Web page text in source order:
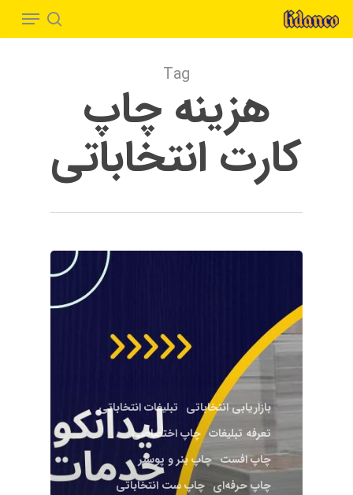
search
Menu
Tag
هزینه چاپ
کارت انتخاباتی
بازاریابی انتخاباتی تبلیغات انتخاباتی
تعرفه تبلیغات چاپ اختصاصی
چاپ افست چاپ بنر و پوستر
چاپ حرفه‌ای چاپ ست انتخاباتی